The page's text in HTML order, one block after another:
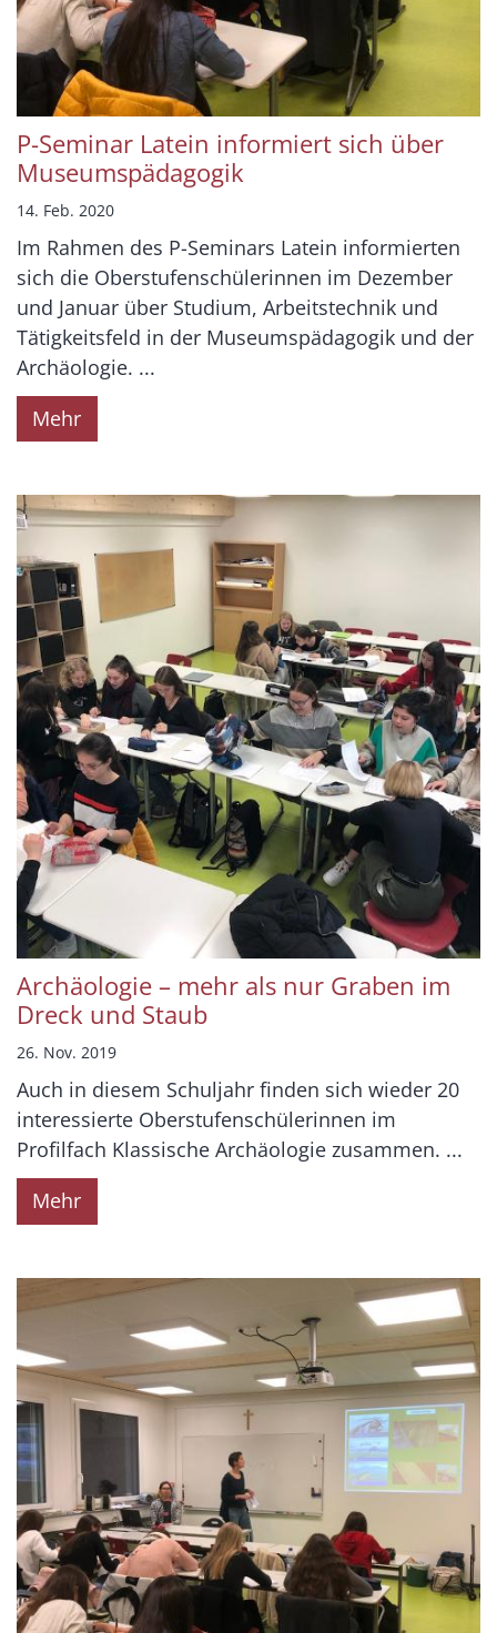
P-Seminar Latein informiert sich über
Museumspädagogik
14. Feb. 2020
Im Rahmen des P-Seminars Latein informierten
sich die Oberstufenschülerinnen im Dezember
und Januar über Studium, Arbeitstechnik und
Tätigkeitsfeld in der Museumspädagogik und der
Archäologie. ...
Mehr
Archäologie – mehr als nur Graben im
Dreck und Staub
26. Nov. 2019
Auch in diesem Schuljahr finden sich wieder 20
interessierte Oberstufenschülerinnen im
Profilfach Klassische Archäologie zusammen. ...
Mehr